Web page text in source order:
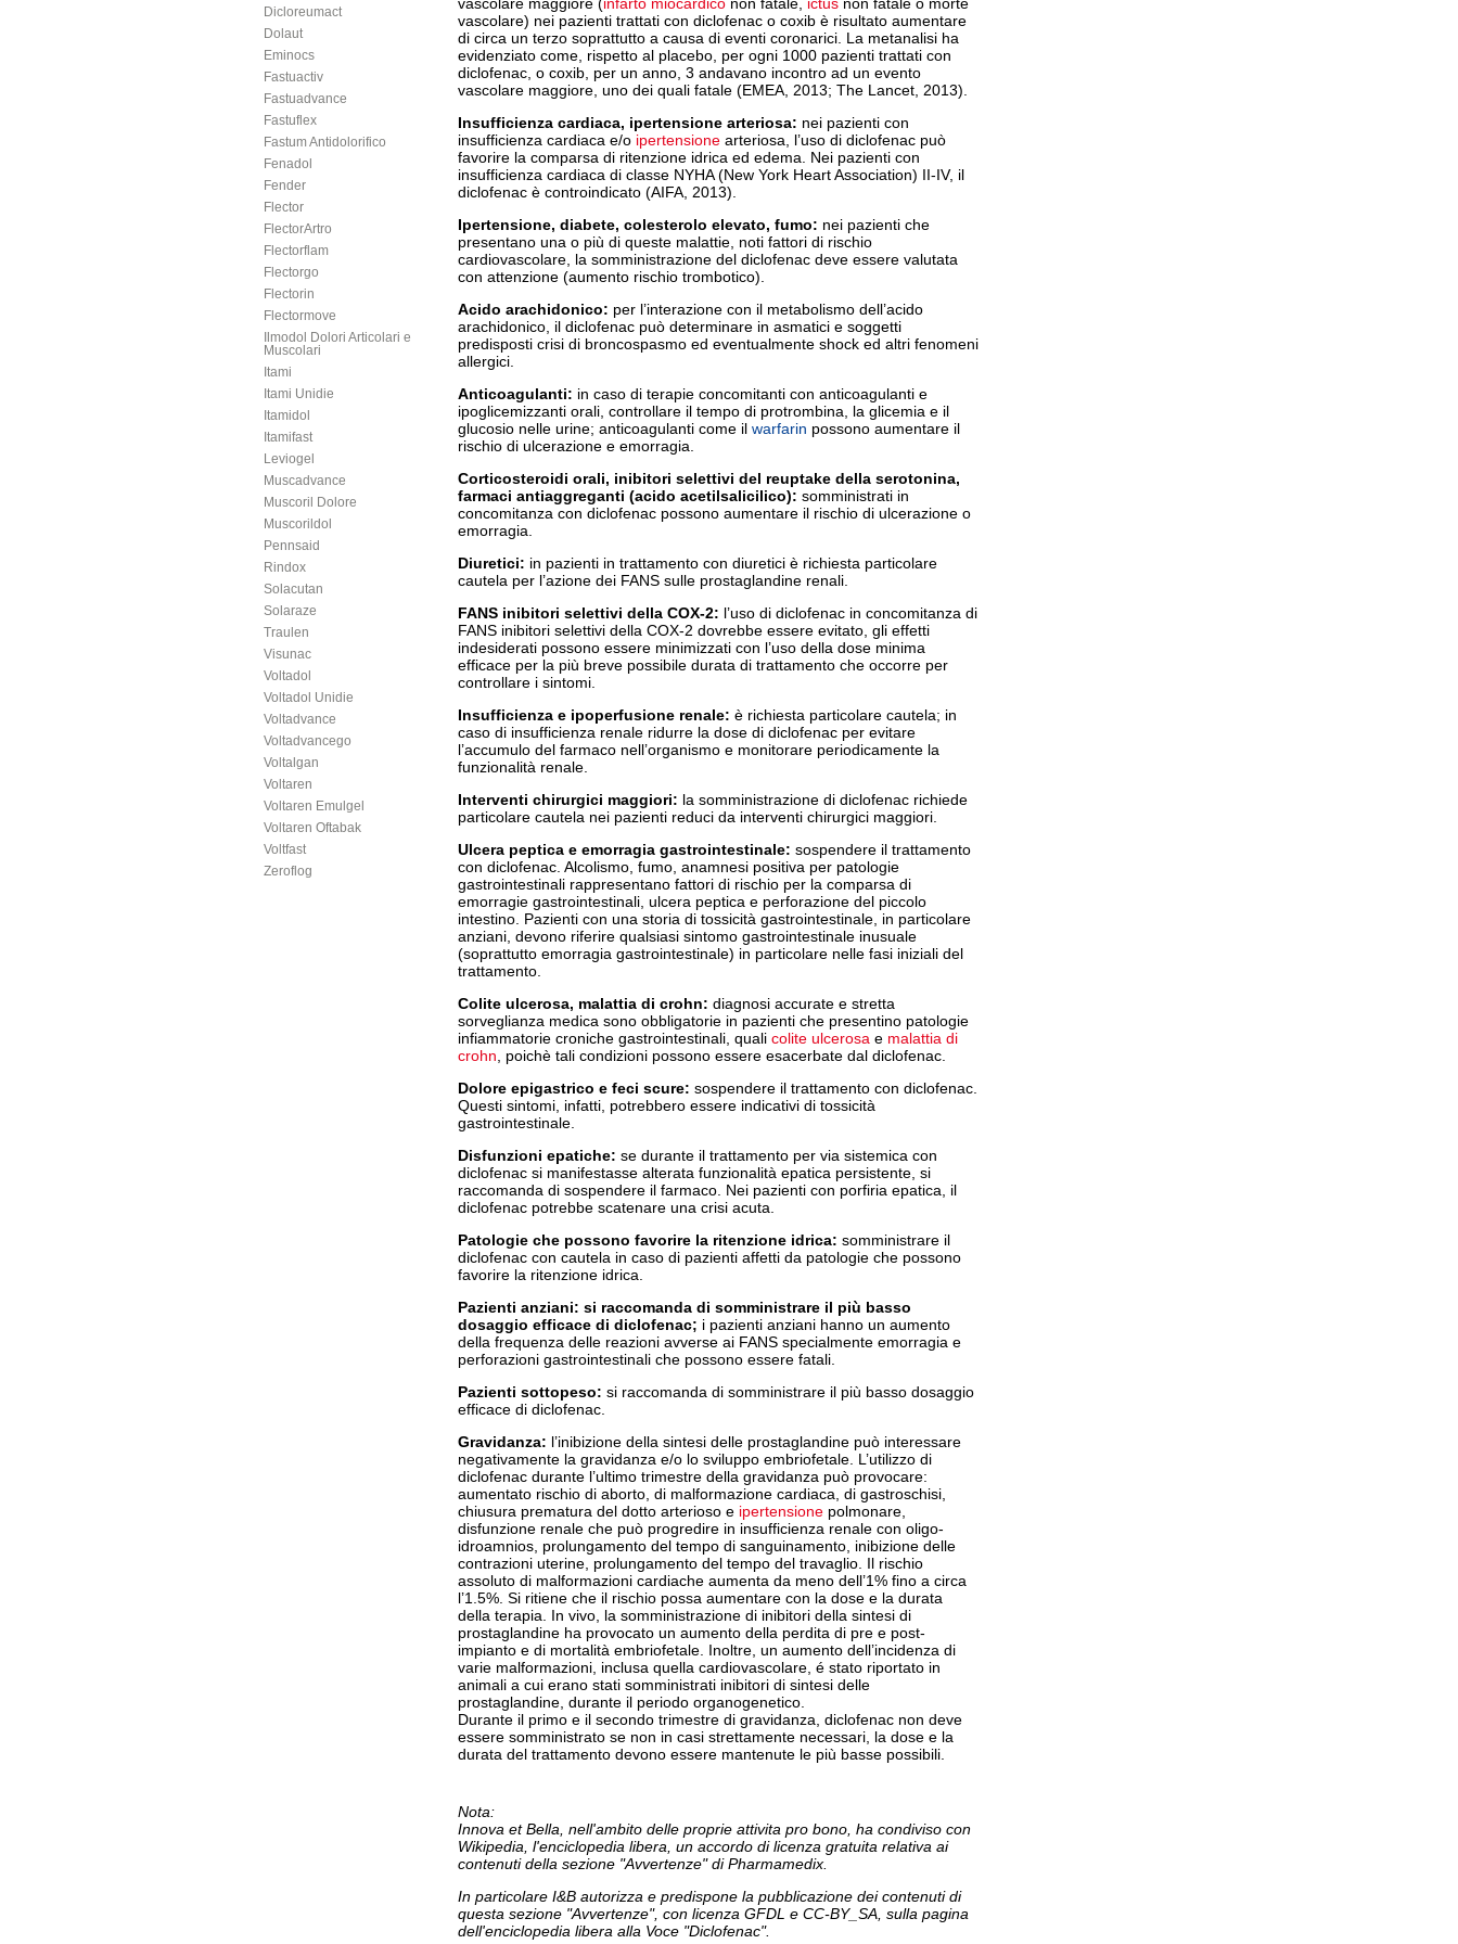
Dicloreumact
Dolaut
Eminocs
Fastuactiv
Fastuadvance
Fastuflex
Fastum Antidolorifico
Fenadol
Fender
Flector
FlectorArtro
Flectorflam
Flectorgo
Flectorin
Flectormove
Ilmodol Dolori Articolari e
Muscolari
Itami
Itami Unidie
Itamidol
Itamifast
Leviogel
Muscadvance
Muscoril Dolore
Muscorildol
Pennsaid
Rindox
Solacutan
Solaraze
Traulen
Visunac
Voltadol
Voltadol Unidie
Voltadvance
Voltadvancego
Voltalgan
Voltaren
Voltaren Emulgel
Voltaren Oftabak
Voltfast
Zeroflog
vascolare) nei pazienti trattati con diclofenac o coxib è risultato aumentare
di circa un terzo soprattutto a causa di eventi coronarici. La metanalisi ha
evidenziato come, rispetto al placebo, per ogni 1000 pazienti trattati con
diclofenac, o coxib, per un anno, 3 andavano incontro ad un evento
vascolare maggiore, uno dei quali fatale (EMEA, 2013; The Lancet, 2013).
Insufficienza cardiaca, ipertensione arteriosa: nei pazienti con
insufficienza cardiaca e/o ipertensione arteriosa, l’uso di diclofenac può
favorire la comparsa di ritenzione idrica ed edema. Nei pazienti con
insufficienza cardiaca di classe NYHA (New York Heart Association) II-IV, il
diclofenac è controindicato (AIFA, 2013).
Ipertensione, diabete, colesterolo elevato, fumo: nei pazienti che
presentano una o più di queste malattie, noti fattori di rischio
cardiovascolare, la somministrazione del diclofenac deve essere valutata
con attenzione (aumento rischio trombotico).
Acido arachidonico: per l’interazione con il metabolismo dell’acido
arachidonico, il diclofenac può determinare in asmatici e soggetti
predisposti crisi di broncospasmo ed eventualmente shock ed altri fenomeni
allergici.
Anticoagulanti: in caso di terapie concomitanti con anticoagulanti e
ipoglicemizzanti orali, controllare il tempo di protrombina, la glicemia e il
glucosio nelle urine; anticoagulanti come il warfarin possono aumentare il
rischio di ulcerazione e emorragia.
Corticosteroidi orali, inibitori selettivi del reuptake della serotonina,
farmaci antiaggreganti (acido acetilsalicilico): somministrati in
concomitanza con diclofenac possono aumentare il rischio di ulcerazione o
emorragia.
Diuretici: in pazienti in trattamento con diuretici è richiesta particolare
cautela per l’azione dei FANS sulle prostaglandine renali.
FANS inibitori selettivi della COX-2: l’uso di diclofenac in concomitanza di
FANS inibitori selettivi della COX-2 dovrebbe essere evitato, gli effetti
indesiderati possono essere minimizzati con l’uso della dose minima
efficace per la più breve possibile durata di trattamento che occorre per
controllare i sintomi.
Insufficienza e ipoperfusione renale: è richiesta particolare cautela; in
caso di insufficienza renale ridurre la dose di diclofenac per evitare
l’accumulo del farmaco nell’organismo e monitorare periodicamente la
funzionalità renale.
Interventi chirurgici maggiori: la somministrazione di diclofenac richiede
particolare cautela nei pazienti reduci da interventi chirurgici maggiori.
Ulcera peptica e emorragia gastrointestinale: sospendere il trattamento
con diclofenac. Alcolismo, fumo, anamnesi positiva per patologie
gastrointestinali rappresentano fattori di rischio per la comparsa di
emorragie gastrointestinali, ulcera peptica e perforazione del piccolo
intestino. Pazienti con una storia di tossicità gastrointestinale, in particolare
anziani, devono riferire qualsiasi sintomo gastrointestinale inusuale
(soprattutto emorragia gastrointestinale) in particolare nelle fasi iniziali del
trattamento.
Colite ulcerosa, malattia di crohn: diagnosi accurate e stretta
sorveglianza medica sono obbligatorie in pazienti che presentino patologie
infiammatorie croniche gastrointestinali, quali colite ulcerosa e malattia di
crohn , poichè tali condizioni possono essere esacerbate dal diclofenac.
Dolore epigastrico e feci scure: sospendere il trattamento con diclofenac.
Questi sintomi, infatti, potrebbero essere indicativi di tossicità
gastrointestinale.
Disfunzioni epatiche: se durante il trattamento per via sistemica con
diclofenac si manifestasse alterata funzionalità epatica persistente, si
raccomanda di sospendere il farmaco. Nei pazienti con porfiria epatica, il
diclofenac potrebbe scatenare una crisi acuta.
Patologie che possono favorire la ritenzione idrica: somministrare il
diclofenac con cautela in caso di pazienti affetti da patologie che possono
favorire la ritenzione idrica.
Pazienti anziani: si raccomanda di somministrare il più basso
dosaggio efficace di diclofenac; i pazienti anziani hanno un aumento
della frequenza delle reazioni avverse ai FANS specialmente emorragia e
perforazioni gastrointestinali che possono essere fatali.
Pazienti sottopeso: si raccomanda di somministrare il più basso dosaggio
efficace di diclofenac.
Gravidanza: l’inibizione della sintesi delle prostaglandine può interessare
negativamente la gravidanza e/o lo sviluppo embriofetale. L’utilizzo di
diclofenac durante l’ultimo trimestre della gravidanza può provocare:
aumentato rischio di aborto, di malformazione cardiaca, di gastroschisi,
chiusura prematura del dotto arterioso e ipertensione polmonare,
disfunzione renale che può progredire in insufficienza renale con oligo-
idroamnios, prolungamento del tempo di sanguinamento, inibizione delle
contrazioni uterine, prolungamento del tempo del travaglio. Il rischio
assoluto di malformazioni cardiache aumenta da meno dell’1% fino a circa
l’1.5%. Si ritiene che il rischio possa aumentare con la dose e la durata
della terapia. In vivo, la somministrazione di inibitori della sintesi di
prostaglandine ha provocato un aumento della perdita di pre e post-
impianto e di mortalità embriofetale. Inoltre, un aumento dell’incidenza di
varie malformazioni, inclusa quella cardiovascolare, é stato riportato in
animali a cui erano stati somministrati inibitori di sintesi delle
prostaglandine, durante il periodo organogenetico.
Durante il primo e il secondo trimestre di gravidanza, diclofenac non deve
essere somministrato se non in casi strettamente necessari, la dose e la
durata del trattamento devono essere mantenute le più basse possibili.
Nota:
Innova et Bella, nell'ambito delle proprie attivita pro bono, ha condiviso con
Wikipedia, l'enciclopedia libera, un accordo di licenza gratuita relativa ai
contenuti della sezione "Avvertenze" di Pharmamedix.
In particolare I&B autorizza e predispone la pubblicazione dei contenuti di
questa sezione "Avvertenze", con licenza GFDL e CC-BY_SA, sulla pagina
dell'enciclopedia libera alla Voce "Diclofenac".